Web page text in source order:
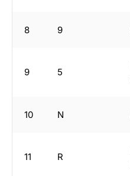
8 9
9 5
10 N
11 R